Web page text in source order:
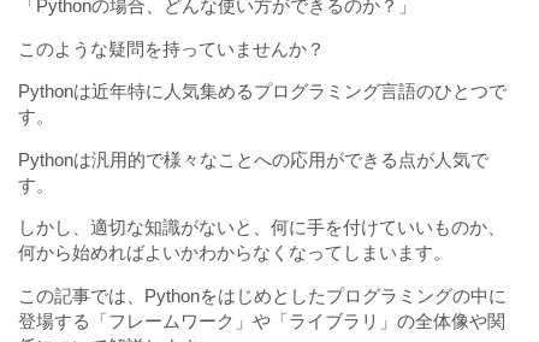
「Pythonの場合、どんな使い方ができるのか？」
このような疑問を持っていませんか？
Pythonは近年特に人気集めるプログラミング言語のひとつで
す。
Pythonは汎用的で様々なことへの応用ができる点が人気で
す。
しかし、適切な知識がないと、何に手を付けていいものか、
何から始めればよいかわからなくなってしまいます。
この記事では、Pythonをはじめとしたプログラミングの中に
登場する「フレームワーク」や「ライブラリ」の全体像や関